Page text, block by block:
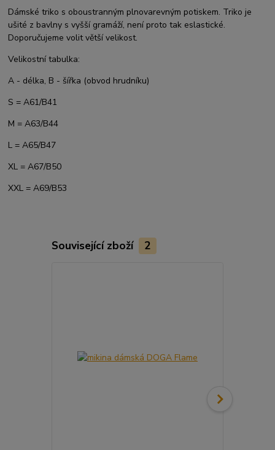
Dámské triko s oboustranným plnovarevným potiskem. Triko je
ušité z bavlny s vyšší gramáží, není proto tak eslastické.
Doporučujeme volit větší velikost.
Velikostní tabulka:
A - délka, B - šířka (obvod hrudníku)
S = A61/B41
M = A63/B44
L = A65/B47
XL = A67/B50
XXL = A69/B53
Související zboží 2